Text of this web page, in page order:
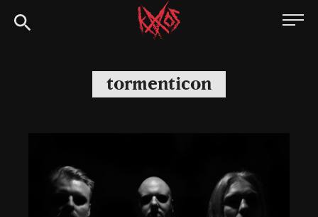
Siirry
suoraan
Kaaoszine
tormenticon